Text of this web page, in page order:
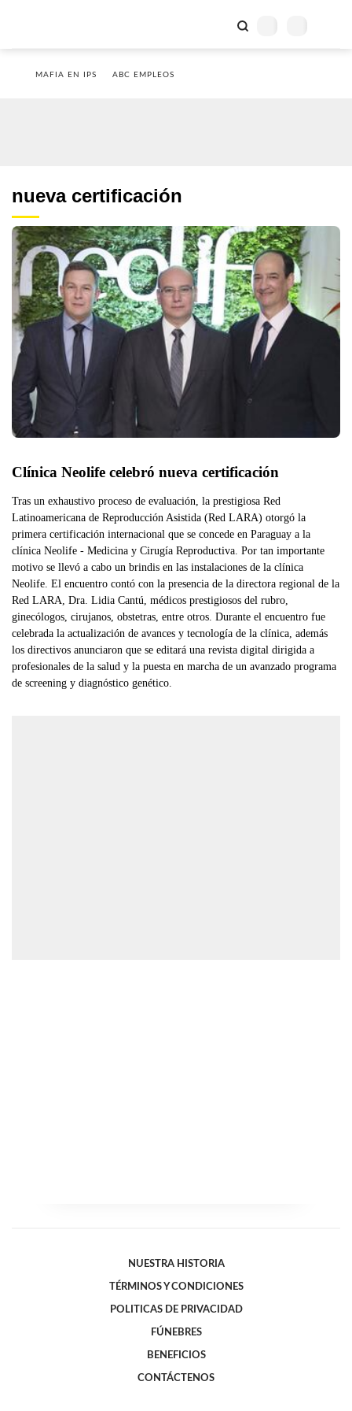
MAFIA EN IPS ABC EMPLEOS
nueva certificación
Clínica Neolife celebró nueva certificación
Tras un exhaustivo proceso de evaluación, la prestigiosa Red
Latinoamericana de Reproducción Asistida (Red LARA) otorgó la
primera certificación internacional que se concede en Paraguay a la
clínica Neolife - Medicina y Cirugía Reproductiva. Por tan importante
motivo se llevó a cabo un brindis en las instalaciones de la clínica
Neolife. El encuentro contó con la presencia de la directora regional de la
Red LARA, Dra. Lidia Cantú, médicos prestigiosos del rubro,
ginecólogos, cirujanos, obstetras, entre otros. Durante el encuentro fue
celebrada la actualización de avances y tecnología de la clínica, además
los directivos anunciaron que se editará una revista digital dirigida a
profesionales de la salud y la puesta en marcha de un avanzado programa
de screening y diagnóstico genético.
NUESTRA HISTORIA
TÉRMINOS Y CONDICIONES
POLITICAS DE PRIVACIDAD
FÚNEBRES
BENEFICIOS
CONTÁCTENOS